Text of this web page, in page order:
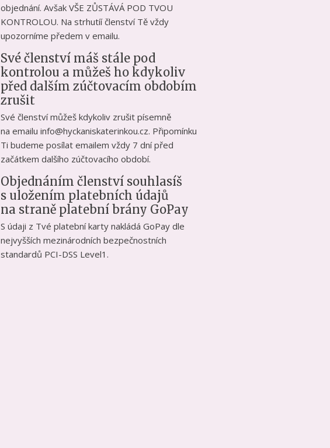
objednání. Avšak VŠE ZŮSTÁVÁ POD TVOU
KONTROLOU. Na strhutíí členství Tě vždy
upozorníme předem v emailu.
Své členství máš stále pod
kontrolou a můžeš ho kdykoliv
před dalším zúčtovacím obdobím
zrušit
Své členství můžeš kdykoliv zrušit písemně
na emailu info@hyckaniskaterinkou.cz. Připomínku
Ti budeme posílat emailem vždy 7 dní před
začátkem dalšího zúčtovacího období.
Objednáním členství souhlasíš
s uložením platebních údajů
na straně platební brány GoPay
S údaji z Tvé platební karty nakládá GoPay dle
nejvyšších mezinárodních bezpečnostních
standardů PCI-DSS Level1.